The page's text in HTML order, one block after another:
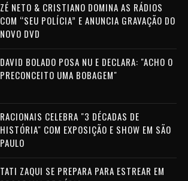
ZÉ NETO & CRISTIANO DOMINA AS RÁDIOS
COM “SEU POLÍCIA” E ANUNCIA GRAVAÇÃO DO
NOVO DVD
DAVID BOLADO POSA NU E DECLARA: "ACHO O
PRECONCEITO UMA BOBAGEM"
RACIONAIS CELEBRA "3 DÉCADAS DE
HISTÓRIA" COM EXPOSIÇÃO E SHOW EM SÃO
PAULO
TATI ZAQUI SE PREPARA PARA ESTREAR EM